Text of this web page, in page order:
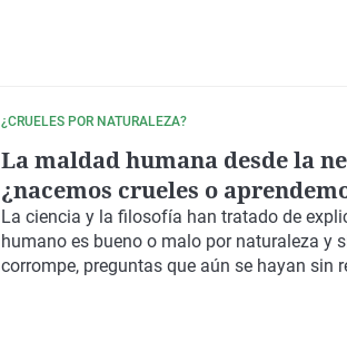
¿CRUELES POR NATURALEZA?
La maldad humana desde la
¿nacemos crueles o
La ciencia y la filosofía han tratado de
humano es bueno o malo por naturaleza y
corrompe, preguntas que aún se hayan sin